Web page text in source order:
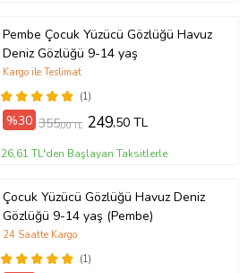
Pembe Çocuk Yüzücü Gözlüğü Havuz
Deniz Gözlüğü 9-14 yaş
(1)
Kargo ile Teslimat
%30 355,00 TL 249,50 TL
26,61 TL'den Başlayan Taksitlerle
Çocuk Yüzücü Gözlüğü Havuz Deniz
Gözlüğü 9-14 yaş (Pembe)
(1)
24 Saatte Kargo